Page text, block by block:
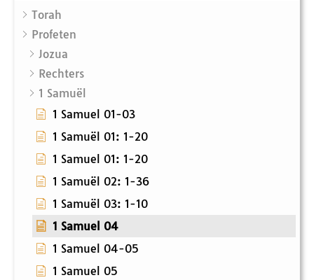
Torah
Profeten
Jozua
Rechters
1 Samuël
1 Samuel 01-03
1 Samuël 01: 1-20
1 Samuel 01: 1-20
1 Samuël 02: 1-36
1 Samuël 03: 1-10
1 Samuel 04
1 Samuel 04-05
1 Samuel 05